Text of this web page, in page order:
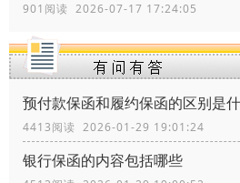
901阅读 2026-07-17 17:24:05
预付款保函和履约保函的区别是
4413阅读 2026-01-29 19:01:24
银行保函的内容包括哪些